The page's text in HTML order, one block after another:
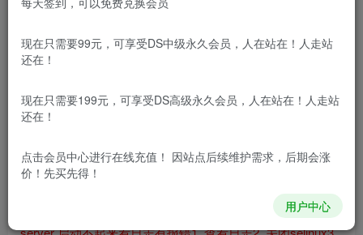
目录
数据库5. 进入数据库 6. 创建 数据表7. 授予所有的权限
8. 刷新
成功导入，看到有很有数据表即为成功11. 修改zabbix-proxy
配置文件，链接数
设置开机自启
zabbix-
现在只需要99元，可享受DS中级永久会员，人在站在！人走站
还在！
现在只需要199元，可享受DS高级永久会员，人在站在！人走站
还在！
点击会员中心进行在线充值！ 因站点后续维护需求，后期会涨
价！先买先得！
用户中心